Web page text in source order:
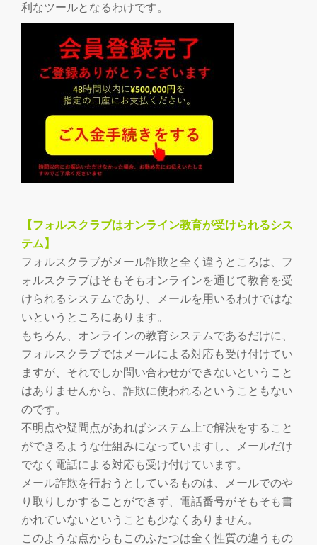
利なツールとなるわけです。
【フォルスクラブはオンライン教育が受けられるシス
テム】
フォルスクラブがメール詐欺と全く違うところは、フ
ォルスクラブはそもそもオンラインを通じて教育を受
けられるシステムであり、メールを用いるわけではな
いというところにあります。
もちろん、オンラインの教育システムであるだけに、
フォルスクラブではメールによる対応も受け付けてい
ますが、それでしか問い合わせができないということ
はありませんから、詐欺に使われるということもない
のです。
不明点や疑問点があればシステム上で解決をすること
ができるような仕組みになっていますし、メールだけ
でなく電話による対応も受け付けています。
メール詐欺を行おうとしているものは、メールでのや
り取りしかすることができず、電話番号がそもそも書
かれていないということも少なくありません。
このような点からもこのふたつは全く性質の違うもの